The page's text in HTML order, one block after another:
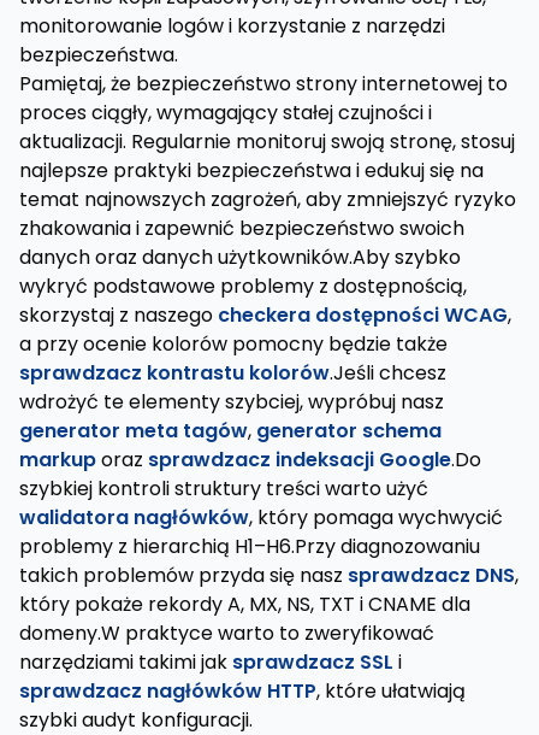
monitorowanie logów i korzystanie z narzędzi
bezpieczeństwa.
Pamiętaj, że bezpieczeństwo strony internetowej to
proces ciągły, wymagający stałej czujności i
aktualizacji. Regularnie monitoruj swoją stronę, stosuj
najlepsze praktyki bezpieczeństwa i edukuj się na
temat najnowszych zagrożeń, aby zmniejszyć ryzyko
zhakowania i zapewnić bezpieczeństwo swoich
danych oraz danych użytkowników.Aby szybko
wykryć podstawowe problemy z dostępnością,
skorzystaj z naszego checkera dostępności WCAG,
a przy ocenie kolorów pomocny będzie także
sprawdzacz kontrastu kolorów.Jeśli chcesz
wdrożyć te elementy szybciej, wypróbuj nasz
generator meta tagów, generator schema
markuporaz sprawdzacz indeksacji Google.Do
szybkiej kontroli struktury treści warto użyć
walidatora nagłówków, który pomaga wychwycić
problemy z hierarchią H1–H6.Przy diagnozowaniu
takich problemów przyda się nasz sprawdzacz DNS,
który pokaże rekordy A, MX, NS, TXT i CNAME dla
domeny.W praktyce warto to zweryfikować
narzędziami takimi jak sprawdzacz SSL i
sprawdzacz nagłówków HTTP, które ułatwiają
szybki audyt konfiguracji.